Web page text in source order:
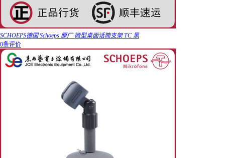
SCHOEPS德国 Schoeps 原厂 微型桌面话筒支架 TC 黑
0条评价